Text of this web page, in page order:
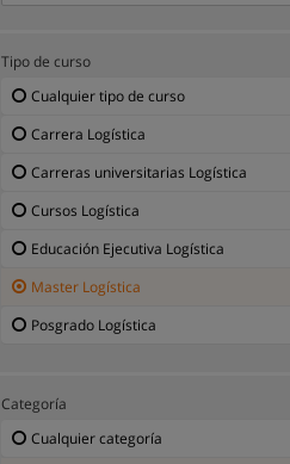
Tipo de curso
Cualquier tipo de curso
Carrera Logística
Carreras universitarias Logística
Cursos Logística
Educación Ejecutiva Logística
Master Logística
Posgrado Logística
Categoría
Cualquier categoría